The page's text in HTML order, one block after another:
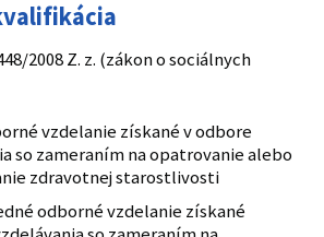
2008 Z. z. (zákon o sociálnych
vzdelanie získané v odbore
so zameraním na opatrovanie alebo
zdravotnej starostlivosti
odborné vzdelanie získané